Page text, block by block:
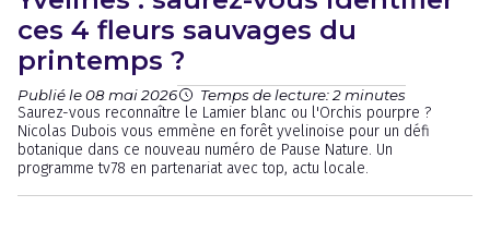
ces 4 fleurs sauvages du
printemps ?
Publié le 08 mai 2026 Temps de lecture: 2 minutes
Saurez-vous reconnaître le Lamier blanc ou l'Orchis pourpre ?
Nicolas Dubois vous emmène en forêt yvelinoise pour un défi
botanique dans ce nouveau numéro de Pause Nature. Un
programme tv78 en partenariat avec top, actu locale.